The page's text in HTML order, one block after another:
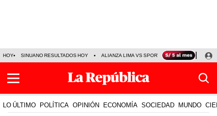
HOY SINUANO RESULTADOS HOY ALIANZA LIMA VS SPORT BOYS JORGE
LO ÚLTIMO POLÍTICA OPINIÓN ECONOMÍA SOCIEDAD MUNDO